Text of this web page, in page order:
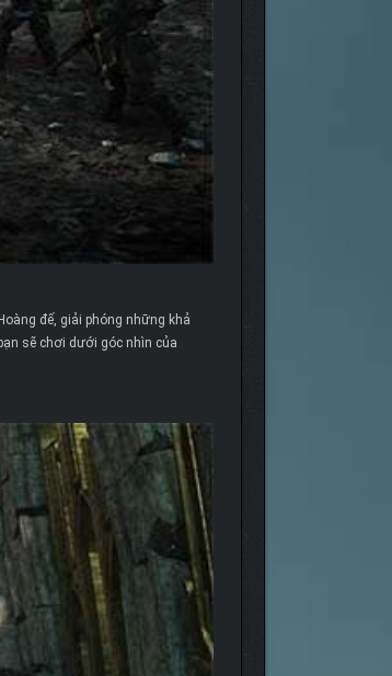
đế, giải phóng những khả
sẽ chơi dưới góc nhìn của